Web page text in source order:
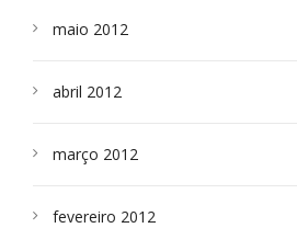
maio 2012
abril 2012
março 2012
fevereiro 2012